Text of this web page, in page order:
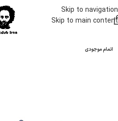
Skip to navigation
Skip to main content
اتمام موجودی